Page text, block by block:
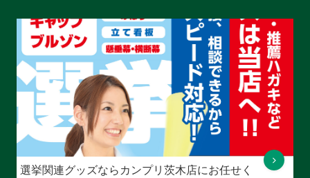
選挙関連グッズならカンプリ茨木店にお任せく